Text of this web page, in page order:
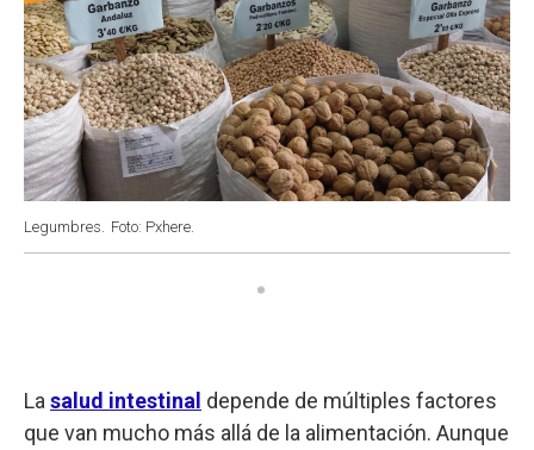
Legumbres. Foto: Pxhere.
La salud intestinal depende de múltiples factores
que van mucho más allá de la alimentación. Aunque